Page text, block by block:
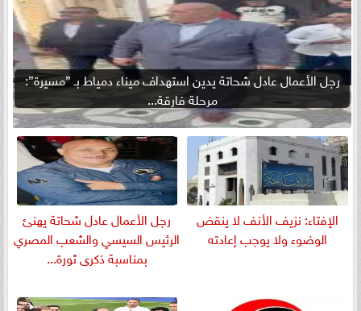
رجل الأعمال عادل شحاتة يدين استهداف ميناء دمياط بـ ”مسيرة”:
مرحلة فارقة...
الإفتاء: نزيف الأنف لا ينقض
الوضوء ولا يوجب إعادته
رجل الأعمال عادل شحاتة يهنئ
الرئيس السيسي والشعب المصري
بمناسبة ذكرى ثورة...